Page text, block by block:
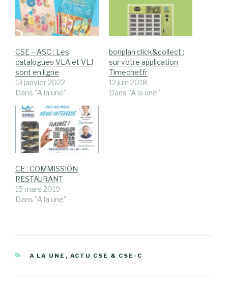
CSE – ASC : Les
catalogues VLA et VLJ
sont en ligne
13 janvier 2022
Dans "A la une"
bonplan click&collect :
sur votre application
Timechef.fr
12 juin 2018
Dans "A la une"
CE : COMMISSION
RESTAURANT
15 mars 2019
Dans "A la une"
CATÉGORIES
A LA UNE , ACTU CSE & CSE-C